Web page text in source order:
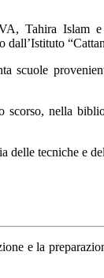
Tahira Islam
scuole
scorso, nella
delle tecniche e
e la